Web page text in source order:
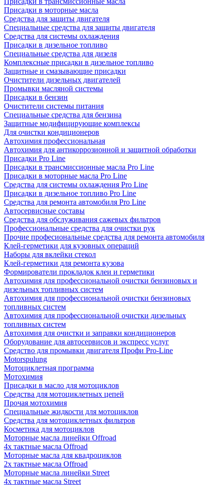
Присадки в моторные масла
Средства для защиты двигателя
Специальныe средства для защиты двигателя
Средства для системы охлаждения
Присадки в дизельное топливо
Спeциальные средства для дизеля
Комплексные присадки в дизельное топливо
Защитные и смазывающие присадки
Очистители дизельных двигателей
Промывки масляной системы
Присадки в бензин
Очистители системы питания
Специальные срeдства для бензина
Защитные модифицирующие комплексы
Для очистки кондиционеров
Автохимия профессиональная
Автохимия для антикоррозионной и защитной обработки
Присадки Pro Line
Присадки в трансмиссионные масла Pro Line
Присадки в моторные масла Pro Line
Средства для системы охлаждения Pro Line
Присадки в дизельное топливо Pro Line
Средства для ремонта автомобиля Pro Line
Автосервисные составы
Средства для обслуживания сажевых фильтров
Профессиональные средства для очистки рук
Прочие професиональные средства для ремонта автомобиля
Клей-герметики для кузовных операций
Наборы для вклейки стекол
Клей-герметики для ремонта кузова
Формирователи прокладок клеи и герметики
Автохимия для профессиональной очистки бензиновых и
дизельных топливных систем
Автохимия для профессиональной очистки бензиновых
топливных систем
Автохимия для профессиональной очистки дизельных
топливных систем
Автохимия для очистки и заправки кондиционеров
Оборудование для автосервисов и экспресс услуг
Средство для промывки двигателя Профи Pro-Line
Motorspulung
Мотоциклетная программа
Мотохимия
Присадки в масло для мотоциклов
Средства для мотоциклетных цепей
Прочая мотохимия
Специальные жидкости для мотоциклов
Средства для мотоциклетных фильтров
Косметика для мотоциклов
Моторные масла линейки Offroad
4х тактные масла Offroad
Моторные масла для квадроциклов
2х тактные масла Offroad
Моторные масла линейки Street
4х тактные масла Street